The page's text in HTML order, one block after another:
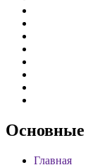
Основные
Главная